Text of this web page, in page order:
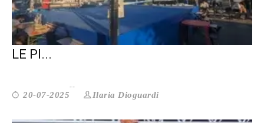
DAL RING AL TATAMI. TRASFORMARE
LE PI...
20-07-2025 Ilaria Dioguardi